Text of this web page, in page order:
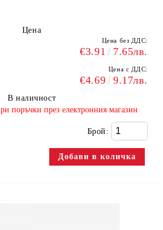
Цена
Цена без ДДС:
€3.91 7.65лв.
Цена с ДДС:
€4.69 9.17лв.
В наличност
поръчки през електронния магазин
Брой: